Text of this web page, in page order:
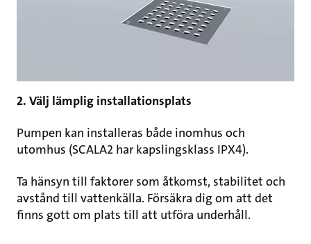
2. Välj lämplig installationsplats
Pumpen kan installeras både inomhus och
utomhus (SCALA2 har kapslingsklass IPX4).
Ta hänsyn till faktorer som åtkomst, stabilitet och
avstånd till vattenkälla. Försäkra dig om att det
finns gott om plats till att utföra underhåll.